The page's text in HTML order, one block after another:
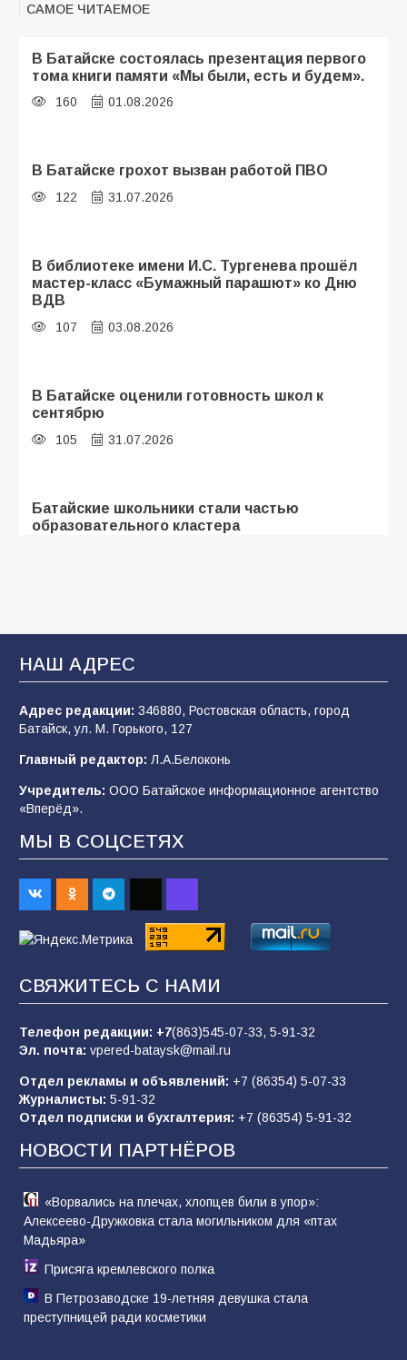
САМОЕ ЧИТАЕМОЕ
В Батайске состоялась презентация первого
тома книги памяти «Мы были, есть и будем».
160 01.08.2026
В Батайске грохот вызван работой ПВО
122 31.07.2026
В библиотеке имени И.С. Тургенева прошёл
мастер-класс «Бумажный парашют» ко Дню
ВДВ
107 03.08.2026
В Батайске оценили готовность школ к
сентябрю
105 31.07.2026
Батайские школьники стали частью
образовательного кластера
деле происходит в армии России в августе
2026 года
99 03.08.2026
«Пургу нести — не поля переходить»: почему
заявления о мобилизации — это
пропагандистский вброс
заявления Киева о мобилизации — это
отчаяние, а не разведка
80 02.08.2026
Батайчане привезли 20 наград с областных
соревнований
78 06.08.2026
НАШ АДРЕС
Адрес редакции: 346880, Ростовская область, город
Батайск, ул. М. Горького, 127
Главный редактор: Л.А.Белоконь
Учредитель: ООО Батайское информационное агентство
«Вперёд».
МЫ В СОЦСЕТЯХ
СВЯЖИТЕСЬ С НАМИ
Телефон редакции: +7(863)545-07-33, 5-91-32
Эл. почта: vpered-bataysk@mail.ru
Отдел рекламы и объявлений: +7 (86354) 5-07-33
Журналисты: 5-91-32
Отдел подписки и бухгалтерия: +7 (86354) 5-91-32
НОВОСТИ ПАРТНЁРОВ
«Ворвались на плечах, хлопцев били в упор»:
Алексеево-Дружковка стала могильником для «птах
Мадьяра»
Присяга кремлевского полка
В Петрозаводске 19-летняя девушка стала
преступницей ради косметики